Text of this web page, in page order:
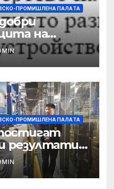
ПРОМИШЛЕНА ПАЛAТА
на
ще се
ПРОМИШЛЕНА ПАЛAТА
резултати в
и